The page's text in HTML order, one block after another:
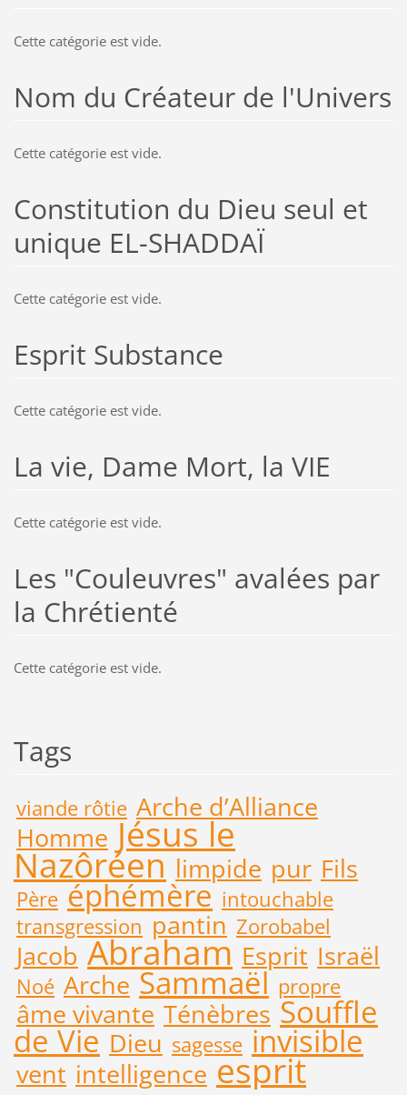
Cette catégorie est vide.
Nom du Créateur de l'Univers
Cette catégorie est vide.
Constitution du Dieu seul et
unique EL-SHADDAÏ
Cette catégorie est vide.
Esprit Substance
Cette catégorie est vide.
La vie, Dame Mort, la VIE
Cette catégorie est vide.
Les "Couleuvres" avalées par
la Chrétienté
Cette catégorie est vide.
Tags
viande rôtie Arche d’Alliance
Homme Jésus le
Nazôréen limpide pur Fils
Père éphémère intouchable
transgression pantin Zorobabel
Jacob Abraham Esprit Israël
Noé Arche Sammaël propre
âme vivante Ténèbres Souffle
de Vie Dieu sagesse invisible
vent intelligence esprit